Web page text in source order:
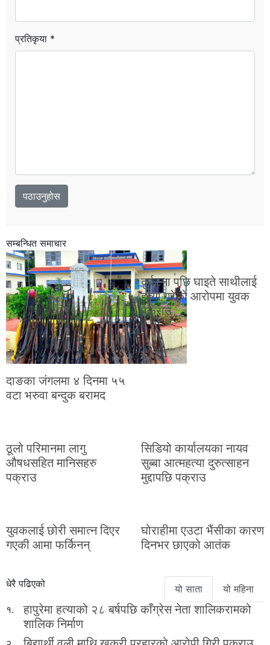
प्रतिकृया *
सम्बन्धित समाचार
दाङका जंगलमा ४ दिनमा ५५
वटा भरुवा बन्दुक बरामद
दुर्घटना पछि घाइते साथीलाई
हत्या गरेको आरोपमा युवक
पक्राउ
ठूलो परिमानमा लागु
औषधसहित मानिसहरु
पक्राउ
सिडियो कार्यालयका नायव
सुब्बा आत्महत्या दुरुत्साहन
मुद्दापछि पक्राउ
युवकलाई छोरी समात्न दिएर
गएकी आमा फर्किनन्
घोराहीमा एउटा भैंसीका कारण
दिनभर छाएको आतंक
धेरै पढिएको यो साता
यो महिना
१.
हापुरेमा हत्याको २८ बर्षपछि काँग्रेस नेता शालिकरामको
शालिक निर्माण